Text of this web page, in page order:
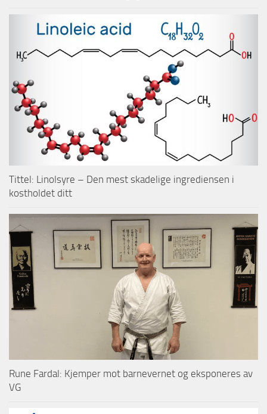
Tittel: Linolsyre – Den mest skadelige ingrediensen i
kostholdet ditt
Rune Fardal: Kjemper mot barnevernet og eksponeres av
VG